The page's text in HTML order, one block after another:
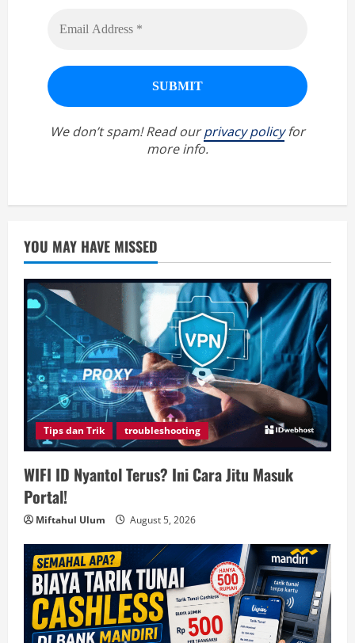
We don’t spam! Read ourprivacy policyfor
more info.
YOU MAY HAVE MISSED
Tips dan Trik troubleshooting
WIFI ID Nyantol Terus? Ini Cara Jitu Masuk
Portal!
Miftahul Ulum August 5, 2026